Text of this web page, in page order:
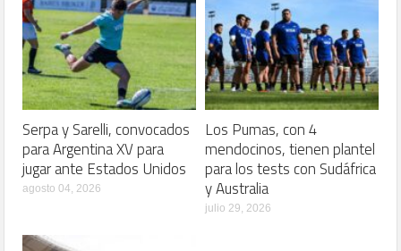
Serpa y Sarelli, convocados
para Argentina XV para
jugar ante Estados Unidos
agosto 04, 2026
Los Pumas, con 4
mendocinos, tienen plantel
para los tests con Sudáfrica
y Australia
julio 29, 2026